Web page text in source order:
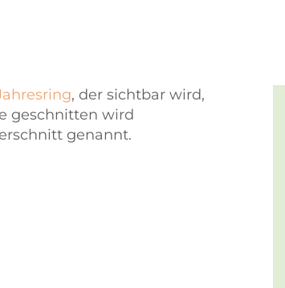
, der sichtbar wird,
geschnitten wird
genannt.